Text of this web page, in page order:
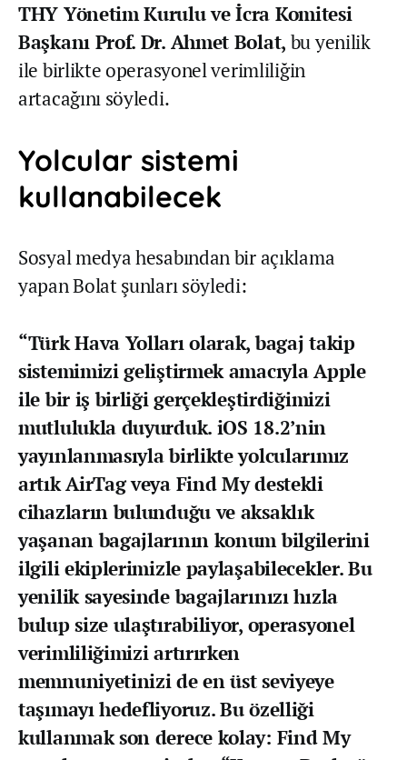
THY Yönetim Kurulu ve İcra Komitesi
Başkanı Prof. Dr. Ahmet Bolat, bu yenilik
ile birlikte operasyonel verimliliğin
artacağını söyledi.
Yolcular sistemi
kullanabilecek
Sosyal medya hesabından bir açıklama
yapan Bolat şunları söyledi:
“Türk Hava Yolları olarak, bagaj takip
sistemimizi geliştirmek amacıyla Apple
ile bir iş birliği gerçekleştirdiğimizi
mutlulukla duyurduk. iOS 18.2’nin
yayınlanmasıyla birlikte yolcularımız
artık AirTag veya Find My destekli
cihazların bulunduğu ve aksaklık
yaşanan bagajlarının konum bilgilerini
ilgili ekiplerimizle paylaşabilecekler. Bu
yenilik sayesinde bagajlarınızı hızla
bulup size ulaştırabiliyor, operasyonel
verimliliğimizi artırırken
memnuniyetinizi de en üst seviyeye
taşımayı hedefliyoruz. Bu özelliği
kullanmak son derece kolay: Find My